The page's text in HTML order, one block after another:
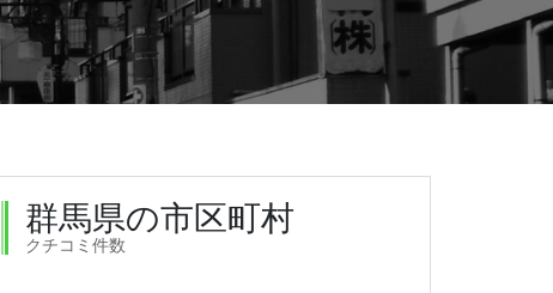
群馬県の市区町村
クチコミ件数